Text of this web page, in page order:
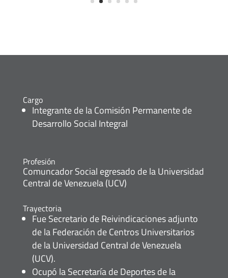
Cargo
Integrante de la Comisión Permanente de
Desarrollo Social Integral
Profesión
Comuncador Social egresado de la Universidad
Central de Venezuela (UCV)
Trayectoria
Fue Secretario de Reivindicaciones adjunto
de la Federación de Centros Universitarios
de la Universidad Central de Venezuela
(UCV).
Ocupó la Secretaría de Deportes de la